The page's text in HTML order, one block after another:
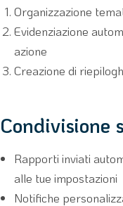
Organizzazione
Evidenziazione
azione
Creazione di
Condivisione
Rapporti inviati
alle tue impostazioni
Notifiche